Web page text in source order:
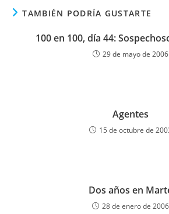
TAMBIÉN PODRÍA GUSTARTE
100 en 100, día 44:
29 de mayo de 2006
Agentes
15 de octubre de
Dos años en
28 de enero de 2006